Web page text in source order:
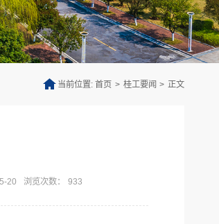
当前位置: 首页 > 桂工要闻 > 正文
20 浏览次数： 933